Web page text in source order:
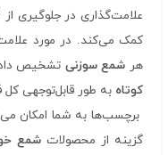
علامت‌گذاری در جلوگیری
کمک می‌کند. در مورد
هر شمع سوزنی تشخیص
کوتاه به طور قابل‌توجهی کل
برچسب‌ها به شما امکان
گزینه از محصولاتشمع